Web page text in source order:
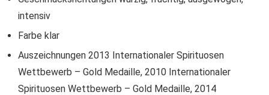
intensiv
Farbe klar
Auszeichnungen 2013 Internationaler Spirituosen
Wettbewerb – Gold Medaille, 2010 Internationaler
Spirituosen Wettbewerb – Gold Medaille, 2014